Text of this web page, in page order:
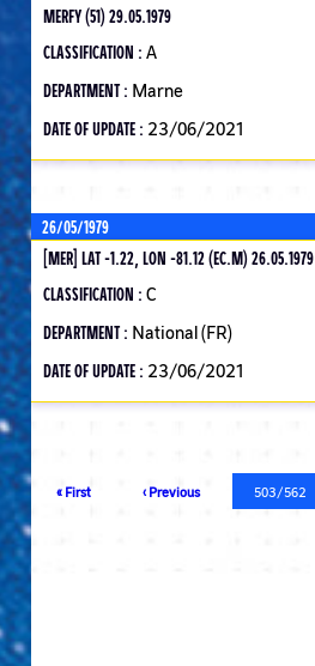
MERFY (51) 29.05.1979
CLASSIFICATION : A
DEPARTMENT : Marne
DATE OF UPDATE : 23/06/2021
26/05/1979
[MER] LAT -1.22, LON -81.12 (EC.M) 26.05.1979
CLASSIFICATION : C
DEPARTMENT : National (FR)
DATE OF UPDATE : 23/06/2021
Pagination
First
« First
Previous
‹ Previous
Current
page
503/562